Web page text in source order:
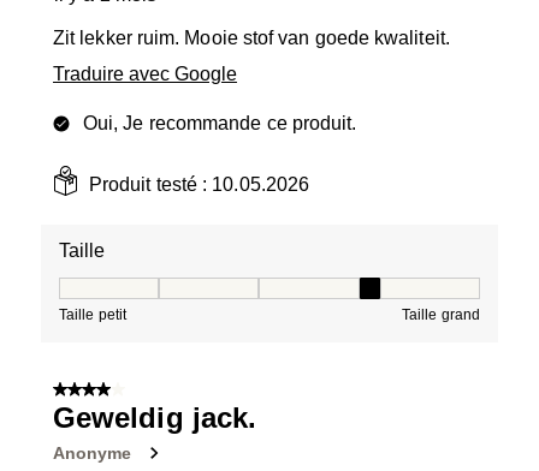
Zit lekker ruim. Mooie stof van goede kwaliteit.
Traduire avec Google
Oui, Je recommande ce produit.
Produit testé : 10.05.2026
Taille
Taille petit Taille grand
4 sur 5 étoiles.
Geweldig jack.
Anonyme